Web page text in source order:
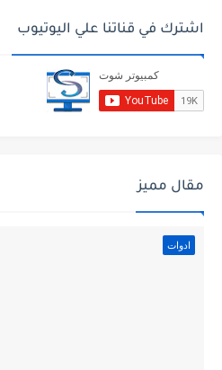
اشترك في قناتنا علي اليوتيوب
مقال مميز
ادوات